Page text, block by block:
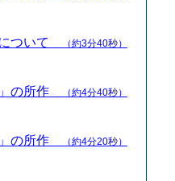
ついて （約3分40秒）
の所作 （約4分40秒）
の所作 （約4分20秒）